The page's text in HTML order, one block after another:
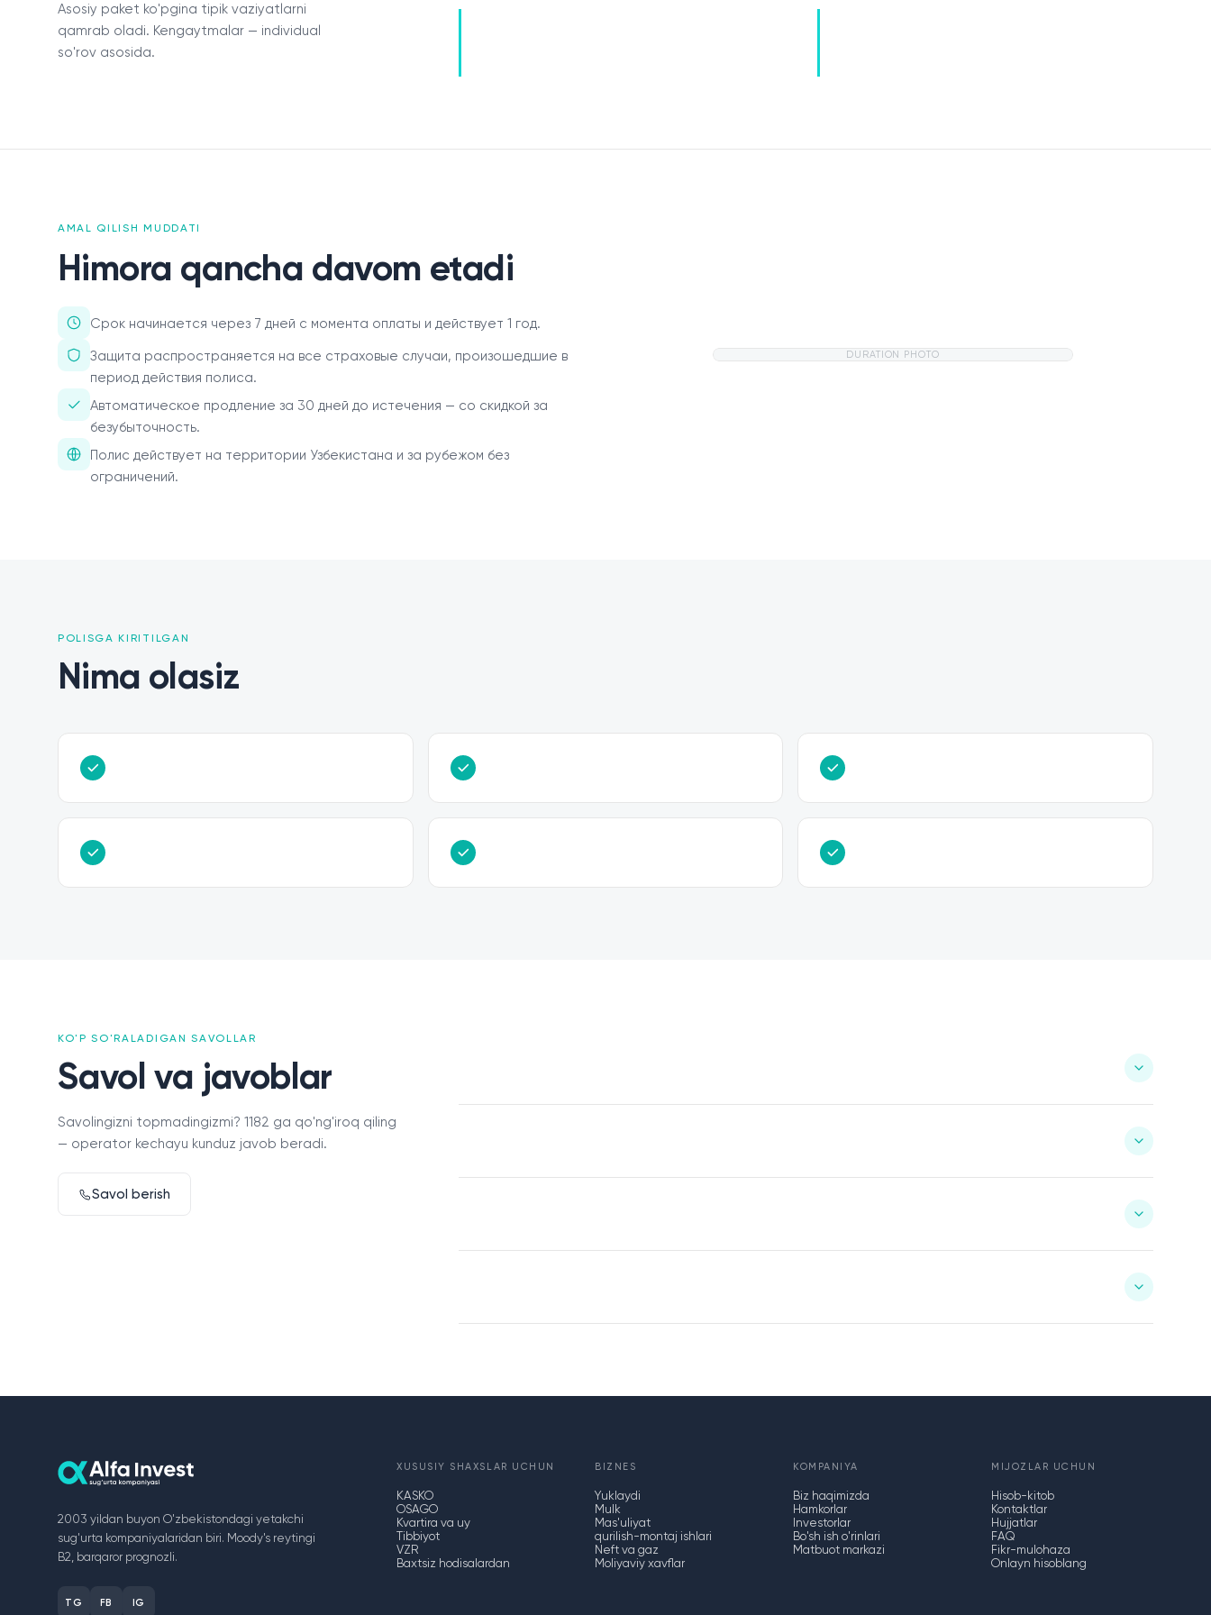
Документы
Партнёры
Обратная связь
Asosiy paket ko'pgina tipik vaziyatlarni
qamrab oladi. Kengaytmalar — individual
so'rov asosida.
AMAL QILISH MUDDATI
Himora qancha davom etadi
Срок начинается через 7 дней с момента оплаты и действует 1 год.
Защита распространяется на все страховые случаи, произошедшие в
период действия полиса.
Автоматическое продление за 30 дней до истечения — со скидкой за
безубыточность.
Полис действует на территории Узбекистана и за рубежом без
ограничений.
DURATION PHOTO
POLISGA KIRITILGAN
Nima olasiz
KO'P SO'RALADIGAN SAVOLLAR
Savol va javoblar
Savolingizni topmadingizmi? 1182 ga qo'ng'iroq qiling
— operator kechayu kunduz javob beradi.
Savol berish
2003 yildan buyon O'zbekistondagi yetakchi
sug'urta kompaniyalaridan biri. Moody's reytingi
B2, barqaror prognozli.
TG FB IG
XUSUSIY SHAXSLAR UCHUN
KASKO
OSAGO
Kvartira va uy
Tibbiyot
VZR
Baxtsiz hodisalardan
BIZNES
Yuklaydi
Mulk
Mas'uliyat
qurilish-montaj ishlari
Neft va gaz
Moliyaviy xavflar
KOMPANIYA
Biz haqimizda
Hamkorlar
Investorlar
Bo'sh ish o'rinlari
Matbuot markazi
MIJOZLAR UCHUN
Hisob-kitob
Kontaktlar
Hujjatlar
FAQ
Fikr-mulohaza
Onlayn hisoblang